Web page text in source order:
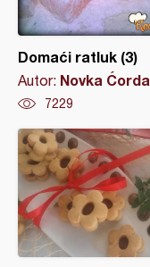
Domaći ratluk (3)
Autor: Novka Ćorda
7229